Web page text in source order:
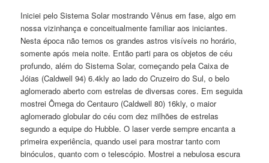
Iniciei pelo Sistema Solar mostrando Vênus em fase, algo em
nossa vizinhança e conceitualmente familiar aos iniciantes.
Nesta época não temos os grandes astros visíveis no horário,
somente após meia noite. Então parti para os objetos de céu
profundo, além do Sistema Solar, começando pela Caixa de
Jóias (Caldwell 94) 6.4kly ao lado do Cruzeiro do Sul, o belo
aglomerado aberto com estrelas de diversas cores. Em seguida
mostrei Ômega do Centauro (Caldwell 80) 16kly, o maior
aglomerado globular do céu com dez milhões de estrelas
segundo a equipe do Hubble. O laser verde sempre encanta a
primeira experiência, quando usei para mostrar tanto com
binóculos, quanto com o telescópio. Mostrei a nebulosa escura